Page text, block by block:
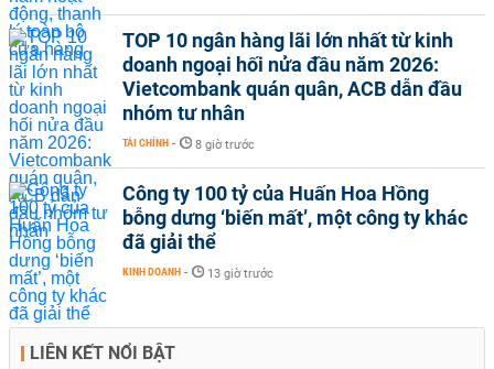
TOP 10 ngân hàng lãi lớn nhất từ kinh
doanh ngoại hối nửa đầu năm 2026:
Vietcombank quán quân, ACB dẫn đầu
nhóm tư nhân
TÀI CHÍNH - 8 giờ trước
Công ty 100 tỷ của Huấn Hoa Hồng
bỗng dưng ‘biến mất’, một công ty khác
đã giải thể
KINH DOANH - 13 giờ trước
LIÊN KẾT NỔI BẬT